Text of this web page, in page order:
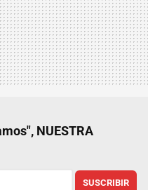
NUESTRA
SUSCRIBIR